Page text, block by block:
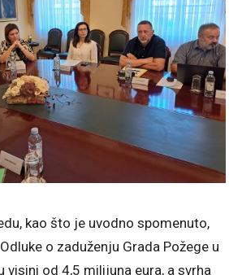
kao što je uvodno spomenuto,
o zaduženju Grada Požege u
visini od 4,5 milijuna eura, a svrha